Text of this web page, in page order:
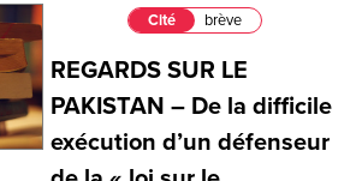
Cité brève
REGARDS SUR LE
PAKISTAN – De la difficile
exécution d’un défenseur